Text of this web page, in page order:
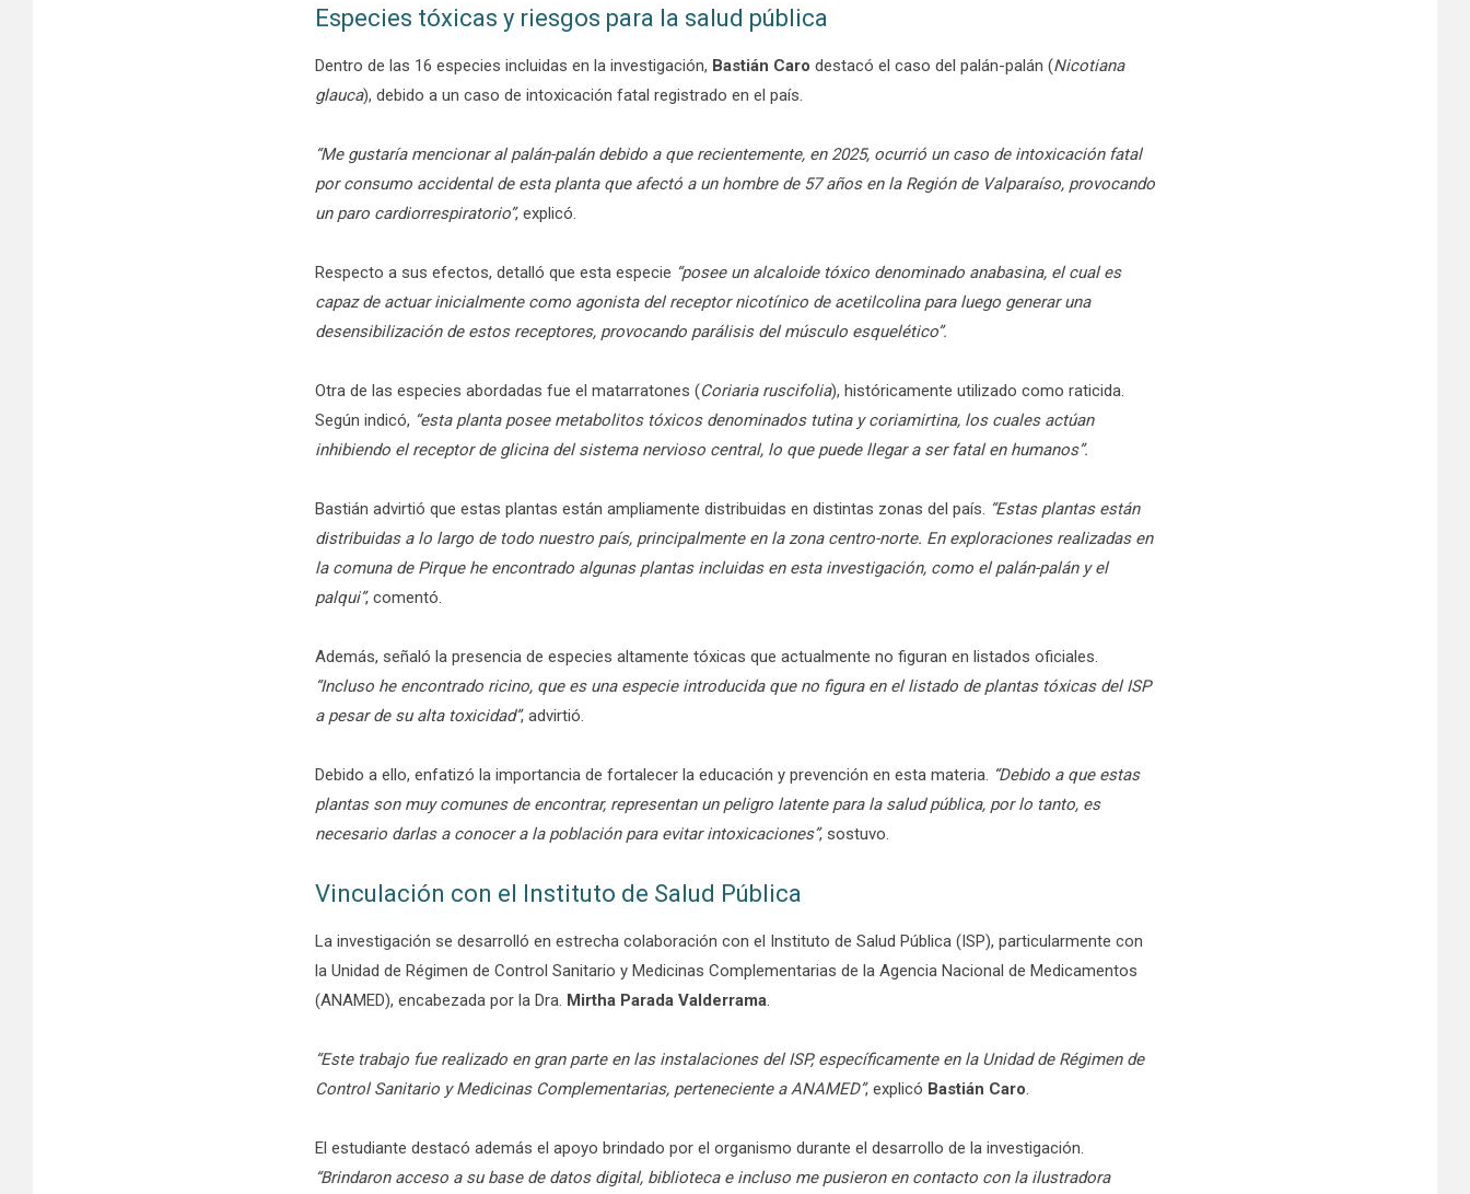
Especies tóxicas y riesgos para la salud pública
Dentro de las 16 especies incluidas en la investigación, Bastián Caro destacó el caso del palán-palán (Nicotiana
glauca), debido a un caso de intoxicación fatal registrado en el país.
“Me gustaría mencionar al palán-palán debido a que recientemente, en 2025, ocurrió un caso de intoxicación fatal
por consumo accidental de esta planta que afectó a un hombre de 57 años en la Región de Valparaíso, provocando
un paro cardiorrespiratorio”, explicó.
Respecto a sus efectos, detalló que esta especie “posee un alcaloide tóxico denominado anabasina, el cual es
capaz de actuar inicialmente como agonista del receptor nicotínico de acetilcolina para luego generar una
desensibilización de estos receptores, provocando parálisis del músculo esquelético”.
Otra de las especies abordadas fue el matarratones (Coriaria ruscifolia), históricamente utilizado como raticida.
Según indicó, “esta planta posee metabolitos tóxicos denominados tutina y coriamirtina, los cuales actúan
inhibiendo el receptor de glicina del sistema nervioso central, lo que puede llegar a ser fatal en humanos”.
Bastián advirtió que estas plantas están ampliamente distribuidas en distintas zonas del país. “Estas plantas están
distribuidas a lo largo de todo nuestro país, principalmente en la zona centro-norte. En exploraciones realizadas en
la comuna de Pirque he encontrado algunas plantas incluidas en esta investigación, como el palán-palán y el
palqui”, comentó.
Además, señaló la presencia de especies altamente tóxicas que actualmente no figuran en listados oficiales.
“Incluso he encontrado ricino, que es una especie introducida que no figura en el listado de plantas tóxicas del ISP
a pesar de su alta toxicidad”, advirtió.
Debido a ello, enfatizó la importancia de fortalecer la educación y prevención en esta materia. “Debido a que estas
plantas son muy comunes de encontrar, representan un peligro latente para la salud pública, por lo tanto, es
necesario darlas a conocer a la población para evitar intoxicaciones”, sostuvo.
Vinculación con el Instituto de Salud Pública
La investigación se desarrolló en estrecha colaboración con el Instituto de Salud Pública (ISP), particularmente con
la Unidad de Régimen de Control Sanitario y Medicinas Complementarias de la Agencia Nacional de Medicamentos
(ANAMED), encabezada por la Dra. Mirtha Parada Valderrama.
“Este trabajo fue realizado en gran parte en las instalaciones del ISP, específicamente en la Unidad de Régimen de
Control Sanitario y Medicinas Complementarias, perteneciente a ANAMED”, explicó Bastián Caro.
El estudiante destacó además el apoyo brindado por el organismo durante el desarrollo de la investigación.
“Brindaron acceso a su base de datos digital, biblioteca e incluso me pusieron en contacto con la ilustradora